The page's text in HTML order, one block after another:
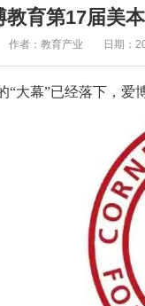
教育第17届美
作者：教育产业 日期：
“大幕”已经落下，